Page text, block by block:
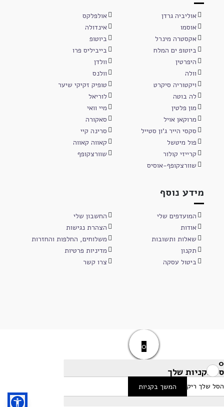
אוליביה גרדן
אולפלקס
אוסמו
אינדולה
אקסטרה מינרל
ביוטופ
ביוטופ ים המלח
בייביליס פרו
היפרטין
וולדן
וולה
וולנס
ויקטוריה סיקרט
טופיק זקיקי שיער
לה בוטה
לוריאל
מון פלטין
מיי וואי
מרוקאן אויל
סאקורה
סקסי הייר ג'ון סטייל
סרינה קיי
פול מיטשל
קאווה קאווה
קרייזי קולור
שוורצקופף
שוורצקופף-אוסיס
מידע נוסף
המועדפים שלי
החשבון שלי
אודות
הצהרת נגישות
שאלות ותשובות
משלוחים, החלפות והחזרות
תקנון
מדיניות פרטיות
ביטול עסקה
צרו קשר
0
0
סל הקניות שלך
הסל שלך ריק המשך בקניות